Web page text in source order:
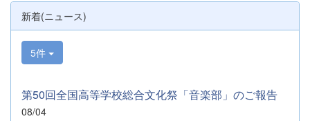
新着(ニュース)
5件
第50回全国高等学校総合文化祭「音楽部」のご報告
08/04